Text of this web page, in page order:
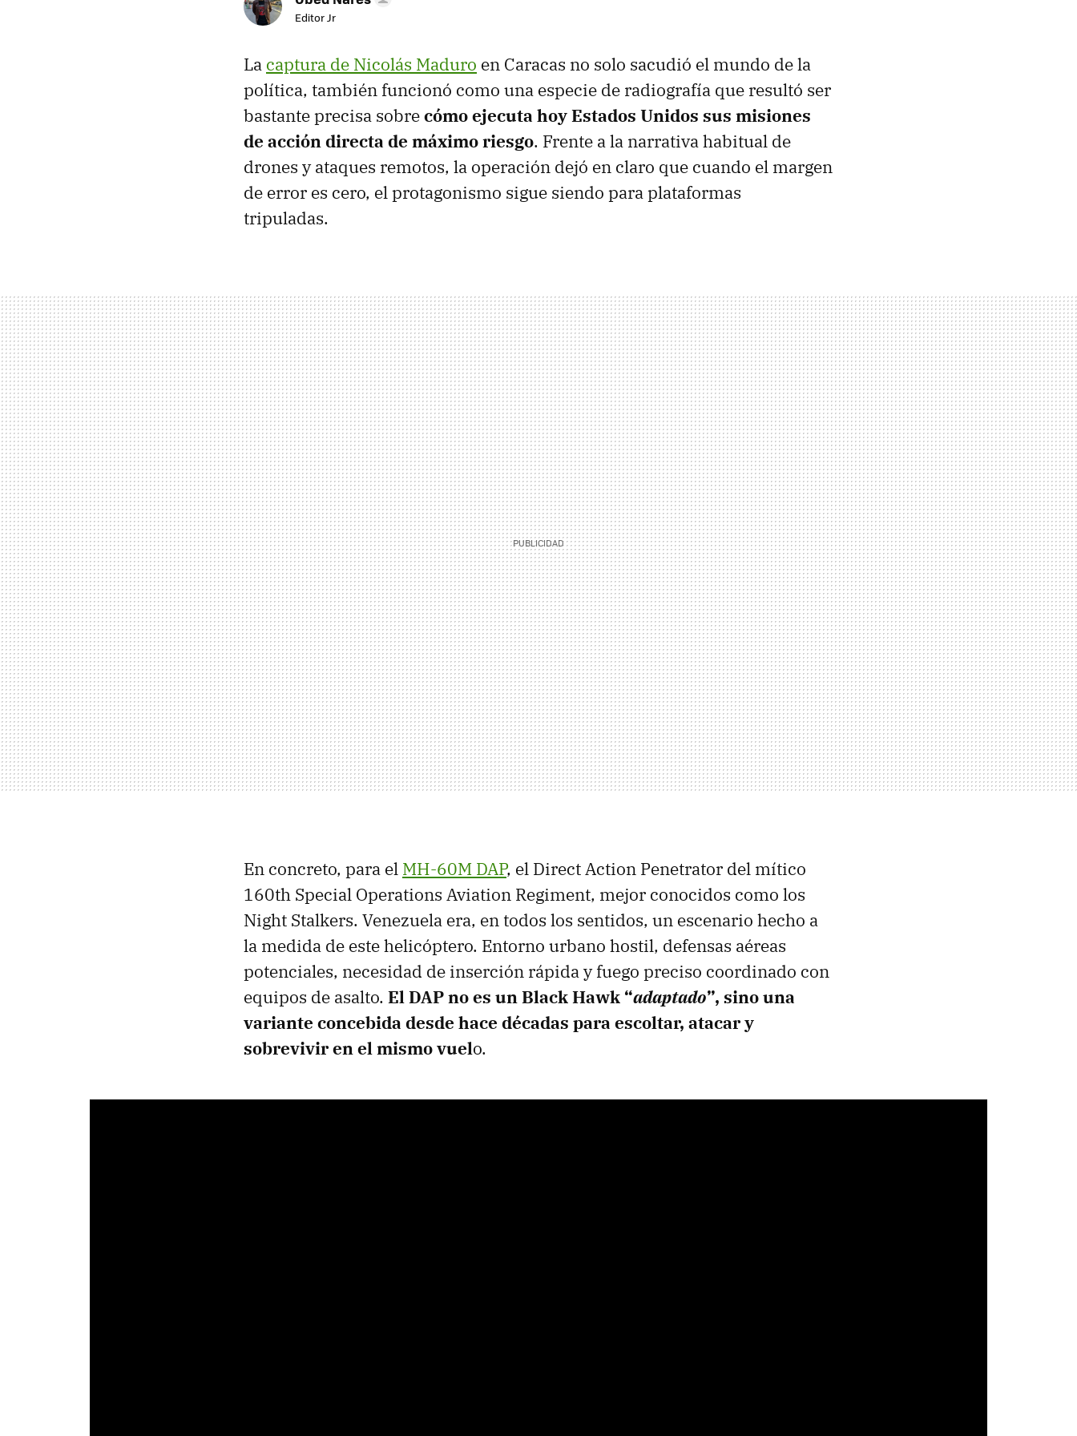
Editor Jr
La captura de Nicolás Maduro en Caracas no solo sacudió el mundo de la
política, también funcionó como una especie de radiografía que resultó ser
bastante precisa sobrecómo ejecuta hoy Estados Unidos sus misiones
de acción directa de máximo riesgo. Frente a la narrativa habitual de
drones y ataques remotos, la operación dejó en claro que cuando el margen
de error es cero, el protagonismo sigue siendo para plataformas
tripuladas.
En concreto, para el MH-60M DAP, el Direct Action Penetrator del mítico
160th Special Operations Aviation Regiment, mejor conocidos como los
Night Stalkers. Venezuela era, en todos los sentidos, un escenario hecho a
la medida de este helicóptero. Entorno urbano hostil, defensas aéreas
potenciales, necesidad de inserción rápida y fuego preciso coordinado con
equipos de asalto. El DAP no es un Black Hawk “adaptado”, sino una
variante concebida desde hace décadas para escoltar, atacar y
sobrevivir en el mismo vuelo.